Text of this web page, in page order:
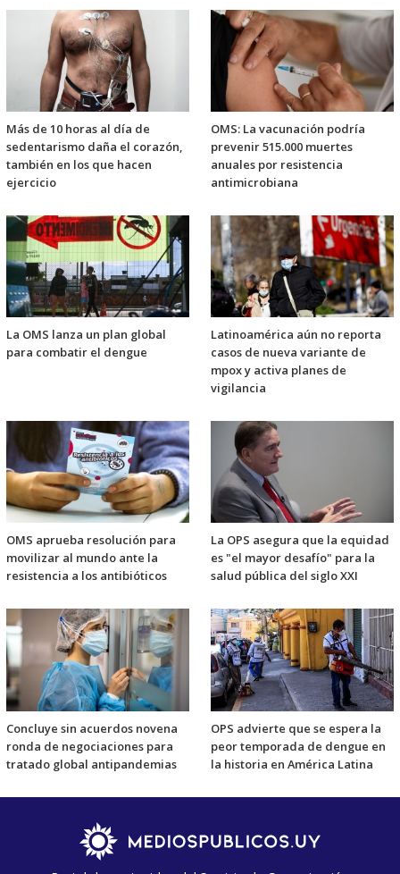
Más de 10 horas al día de
sedentarismo daña el corazón,
también en los que hacen
ejercicio
OMS: La vacunación podría
prevenir 515.000 muertes
anuales por resistencia
antimicrobiana
La OMS lanza un plan global
para combatir el dengue
Latinoamérica aún no reporta
casos de nueva variante de
mpox y activa planes de
vigilancia
OMS aprueba resolución para
movilizar al mundo ante la
resistencia a los antibióticos
La OPS asegura que la equidad
es "el mayor desafío" para la
salud pública del siglo XXI
Concluye sin acuerdos novena
ronda de negociaciones para
tratado global antipandemias
OPS advierte que se espera la
peor temporada de dengue en
la historia en América Latina